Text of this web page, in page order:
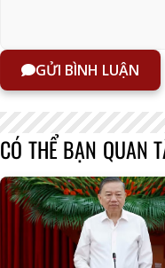
GỬI BÌNH LUẬN
CÓ THỂ BẠN QUAN